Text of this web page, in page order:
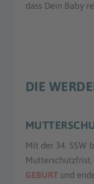
dass Dein Baby
DIE
Mit der 34. SSW
GEBURTund